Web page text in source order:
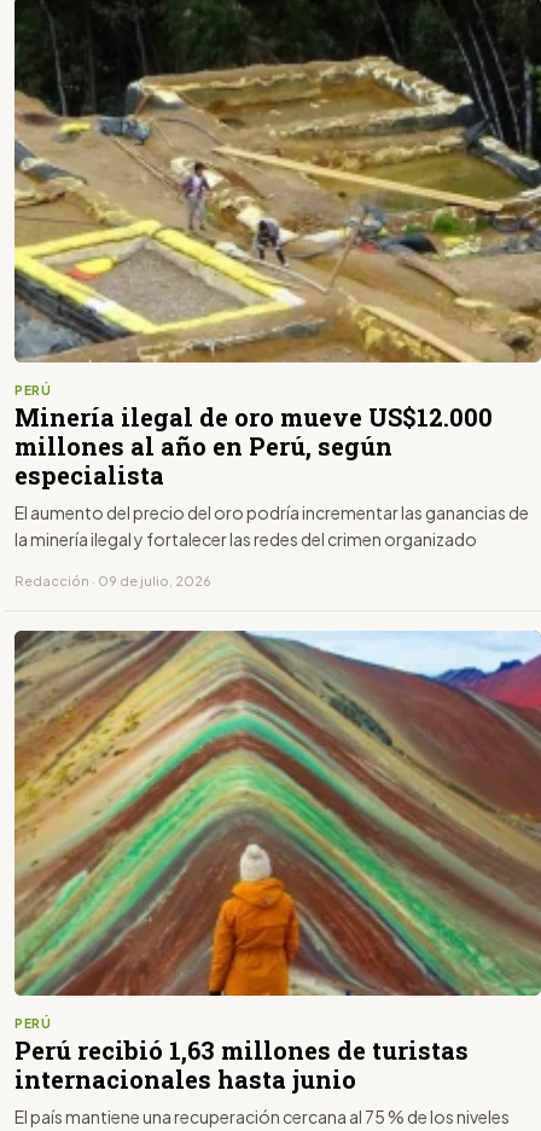
PERÚ
Minería ilegal de oro mueve US$12.000
millones al año en Perú, según
especialista
El aumento del precio del oro podría incrementar las ganancias de
la minería ilegal y fortalecer las redes del crimen organizado
Redacción · 09 de julio, 2026
PERÚ
Perú recibió 1,63 millones de turistas
internacionales hasta junio
El país mantiene una recuperación cercana al 75 % de los niveles